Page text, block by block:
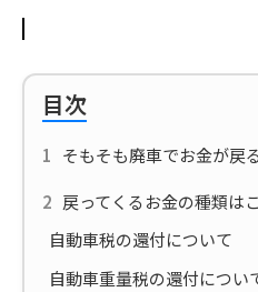
目次
そもそも廃車でお金が戻
戻ってくるお金の種類は
自動車税の還付について
自動車重量税の還付につい